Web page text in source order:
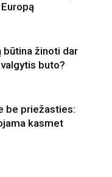
būtina žinoti dar
buto?
be priežasties:
kasmet